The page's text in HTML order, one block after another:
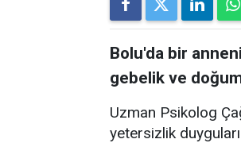
Bolu'da bir
gebelik ve
Uzman Psikolog
yetersizlik